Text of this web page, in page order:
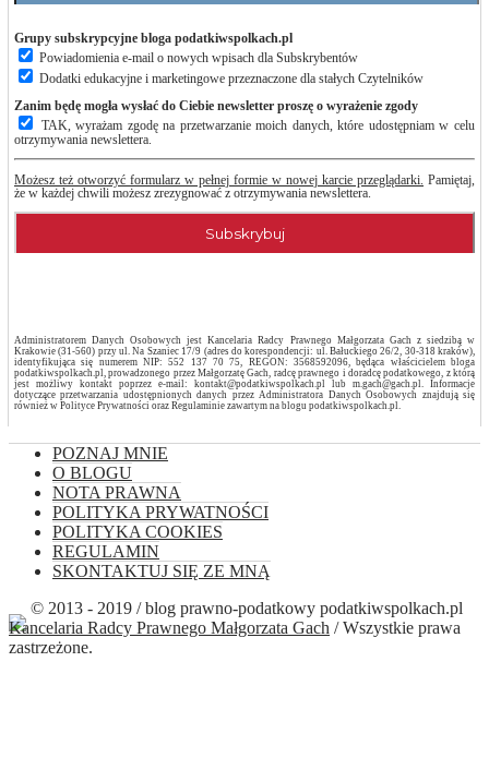
Grupy subskrypcyjne bloga podatkiwspolkach.pl
Powiadomienia e-mail o nowych wpisach dla Subskrybentów
Dodatki edukacyjne i marketingowe przeznaczone dla stałych Czytelników
Zanim będę mogła wysłać do Ciebie newsletter proszę o wyrażenie zgody
TAK, wyrażam zgodę na przetwarzanie moich danych, które udostępniam w celu
otrzymywania newslettera.
Możesz też otworzyć formularz w pełnej formie w nowej karcie przeglądarki. Pamiętaj,
że w każdej chwili możesz zrezygnować z otrzymywania newslettera.
Administratorem Danych Osobowych jest Kancelaria Radcy Prawnego Małgorzata Gach z siedzibą w
Krakowie (31-560) przy ul. Na Szaniec 17/9 (adres do korespondencji: ul. Bałuckiego 26/2, 30-318 kraków),
identyfikująca się numerem NIP: 552 137 70 75, REGON: 3568592096, będąca właścicielem bloga
podatkiwspolkach.pl, prowadzonego przez Małgorzatę Gach, radcę prawnego i doradcę podatkowego, z którą
jest możliwy kontakt poprzez e-mail: kontakt@podatkiwspolkach.pl lub m.gach@gach.pl. Informacje
dotyczące przetwarzania udostępnionych danych przez Administratora Danych Osobowych znajdują się
również w Polityce Prywatności oraz Regulaminie zawartym na blogu podatkiwspolkach.pl.
POZNAJ MNIE
O BLOGU
NOTA PRAWNA
POLITYKA PRYWATNOŚCI
POLITYKA COOKIES
REGULAMIN
SKONTAKTUJ SIĘ ZE MNĄ
© 2013 - 2019 / blog prawno-podatkowy podatkiwspolkach.pl
Kancelaria Radcy Prawnego Małgorzata Gach / Wszystkie prawa
zastrzeżone.